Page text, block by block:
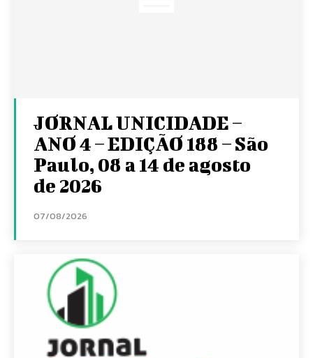
JORNAL UNICIDADE –
ANO 4 – EDIÇÃO 188 – São
Paulo, 08 a 14 de agosto
de 2026
07/08/2026